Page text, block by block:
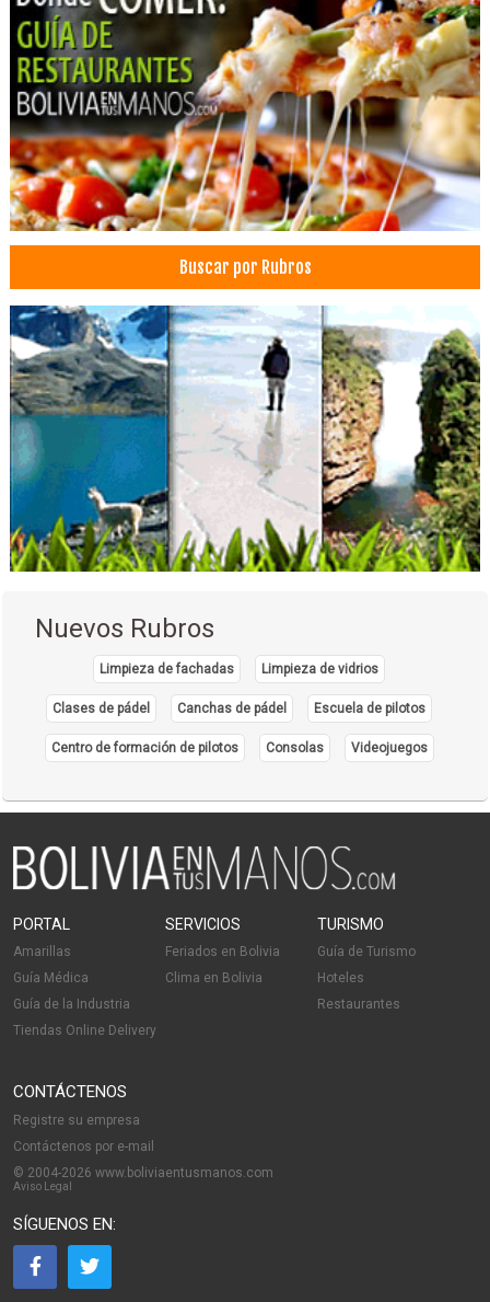
Turismo
Operadores Turisticos
Operadora de Turismo
Hostales
Hotels
Radiotaxis
Servicio de transfer
Transfer hotel
Taxi aeropuerto
Radio Móvil
Transporte Aéreo
Aerolíneas
Líneas Aéreas
Transporte Turístico
Vuelos
Servicio de Carga y Transporte
Transporte de carga terrestre
Transporte Larga Distancia
Buscar por Rubros
Nuevos Rubros
Limpieza de fachadas Limpieza de vidrios
Clases de pádel Canchas de pádel Escuela de pilotos
Centro de formación de pilotos Consolas Videojuegos
PORTAL
Amarillas
Guía Médica
Guía de la Industria
Tiendas Online Delivery
SERVICIOS
Feriados en Bolivia
Clima en Bolivia
TURISMO
Guía de Turismo
Hoteles
Restaurantes
CONTÁCTENOS
Registre su empresa
Contáctenos por e-mail
© 2004-2026 www.boliviaentusmanos.com
Aviso Legal
SÍGUENOS EN: